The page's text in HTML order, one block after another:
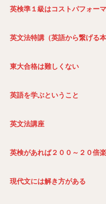
英検準１級はコストパフォー
英文法特講（英語から繋げる本
東大合格は難しくない
英語を学ぶということ
英文法講座
英検があれば２００～２０倍
現代文には解き方がある